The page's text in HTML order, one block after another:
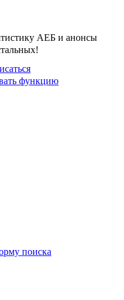
АЕБ и анонсы
поиска